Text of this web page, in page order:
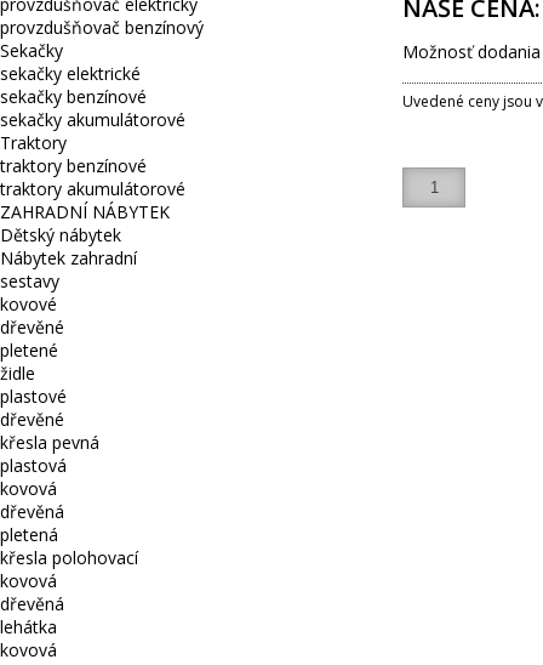
provzdušňovač benzínový
Sekačky
sekačky elektrické
sekačky benzínové
sekačky akumulátorové
Traktory
traktory benzínové
traktory akumulátorové
ZAHRADNÍ NÁBYTEK
Dětský nábytek
Nábytek zahradní
sestavy
kovové
dřevěné
pletené
židle
plastové
dřevěné
křesla pevná
plastová
kovová
dřevěná
pletená
křesla polohovací
kovová
dřevěná
lehátka
kovová
NAŠE
Možnosť
Uvedené ceny jsou